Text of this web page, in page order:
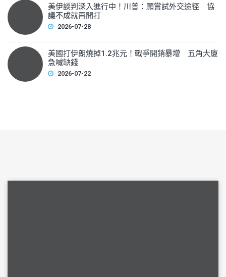
美伊談判深入進行中！川普：願嘗試外交途徑 協
議不成就再開打
2026-07-28
美國打伊朗燒掉1.2兆元！戰爭開銷暴增 五角大廈
急喊缺錢
2026-07-22